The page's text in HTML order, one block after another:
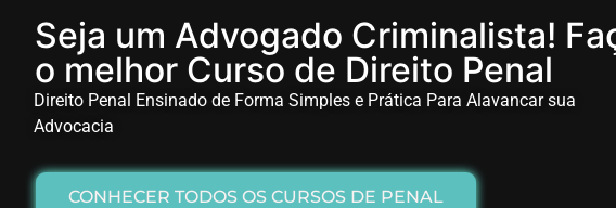
Seja um Advogado Criminalista!
o melhor Curso de Direito Penal
Direito Penal Ensinado de Forma Simples e Prática Para Alavancar sua
Advocacia
CONHECER TODOS OS CURSOS DE PENAL